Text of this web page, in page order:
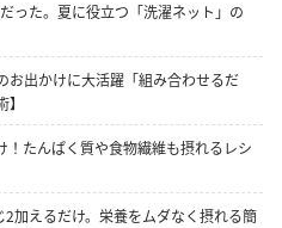
った。夏に役立つ「洗濯ネット」の
お出かけに大活躍「組み合わせるだ
たんぱく質や食物繊維も摂れるレシ
加えるだけ。栄養をムダなく摂れる簡